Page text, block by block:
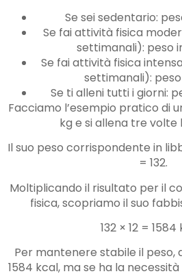
Se sei sedentario:
Se fai attività fisica
settimanali): peso
Se fai attività fisica
settimanali): peso
Se ti alleni tutti i giorni:
Facciamo l’esempio pratico di
kg e si allena tre
Il suo peso corrispondente in
= 132.
Moltiplicando il risultato per il
fisica, scopriamo il suo
132 × 12 = 1584
Per mantenere stabile il peso,
1584 kcal, ma se ha la